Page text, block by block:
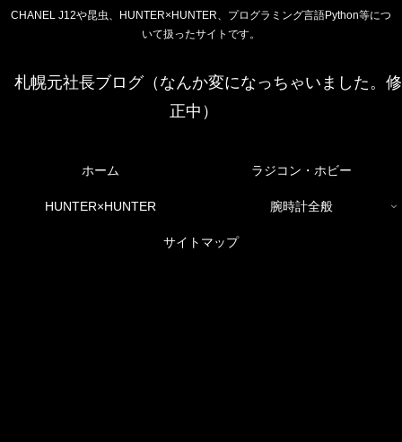
CHANEL J12や昆虫、HUNTER×HUNTER、プログラミング言語Python等につ
いて扱ったサイトです。
札幌元社長ブログ（なんか変になっちゃいました。修
正中）
ホーム ラジコン・ホビー
HUNTER×HUNTER 腕時計全般
サイトマップ